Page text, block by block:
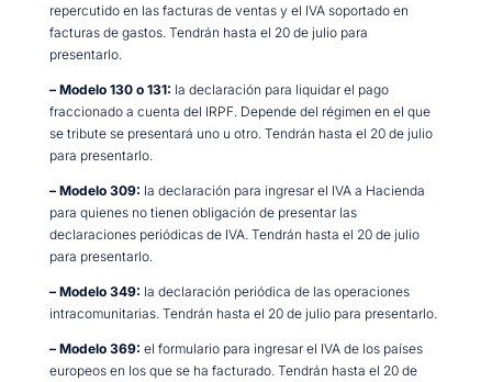
repercutido en las facturas de ventas y el IVA soportado en
facturas de gastos. Tendrán hasta el 20 de julio para
presentarlo.
– Modelo 130 o 131: la declaración para liquidar el pago
fraccionado a cuenta del IRPF. Depende del régimen en el que
se tribute se presentará uno u otro. Tendrán hasta el 20 de julio
para presentarlo.
– Modelo 309: la declaración para ingresar el IVA a Hacienda
para quienes no tienen obligación de presentar las
declaraciones periódicas de IVA. Tendrán hasta el 20 de julio
para presentarlo.
– Modelo 349: la declaración periódica de las operaciones
intracomunitarias. Tendrán hasta el 20 de julio para presentarlo.
– Modelo 369: el formulario para ingresar el IVA de los países
europeos en los que se ha facturado. Tendrán hasta el 20 de